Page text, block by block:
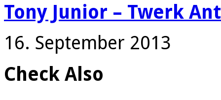
Tony Junior – Twerk
16. September 2013
Check Also